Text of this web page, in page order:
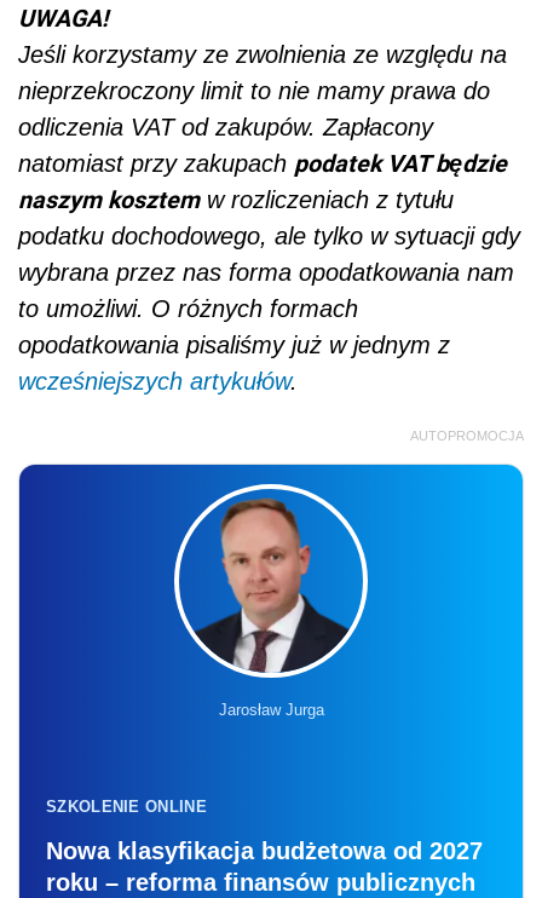
UWAGA!
Jeśli korzystamy ze zwolnienia ze względu na
nieprzekroczony limit to nie mamy prawa do
odliczenia VAT od zakupów. Zapłacony
natomiast przy zakupach podatek VAT będzie
naszym kosztemw rozliczeniach z tytułu
podatku dochodowego, ale tylko w sytuacji gdy
wybrana przez nas forma opodatkowania nam
to umożliwi. O różnych formach
opodatkowania pisaliśmy już w jednym z
wcześniejszych artykułów.
AUTOPROMOCJA
Jarosław Jurga
SZKOLENIE ONLINE
Nowa klasyfikacja budżetowa od 2027
roku – reforma finansów publicznych